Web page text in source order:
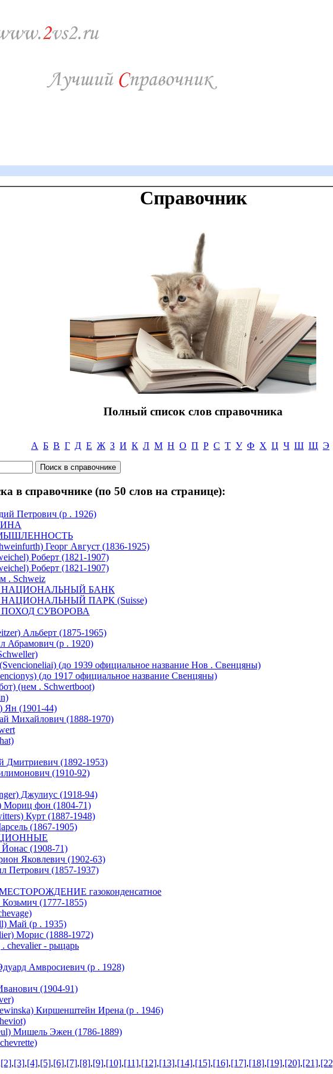
Справочник
Полный список слов справочника
А Б В Г Д Е Ж З И К Л М Н О П Р С Т У Ф Х Ц Ч Ш Щ Э
в справочнике (по 50 слов на странице):
Петрович (р . 1926)
Георг Август (1836-1925)
Роберт (1821-1907)
Роберт (1821-1907)
Schweiz
БАНК
ПАРК (Suisse)
СУВОРОВА
Альберт (1875-1965)
(р . 1920)
(до 1939 официальное название Нов . Свенцяны)
(до 1917 официальное название Свенцяны)
(нем . Schwertboot)
(1901-44)
Михайлович (1888-1970)
(1892-1953)
(1910-92)
Джулиус (1918-94)
фон (1804-71)
Курт (1887-1948)
(1867-1905)
(1908-71)
Яковлевич (1902-63)
(1857-1937)
газоконденсатное
(1777-1855)
Май (р . 1935)
Морис (1888-1972)
- рыцарь
Амвросиевич (р . 1928)
(1904-91)
Киршенштейн Ирена (р . 1946)
Мишель Эжен (1786-1889)
[2],[3],[4],[5],[6],[7],[8],[9],[10],[11],[12],[13],[14],[15],[16],[17],[18],[19],[20],[21],